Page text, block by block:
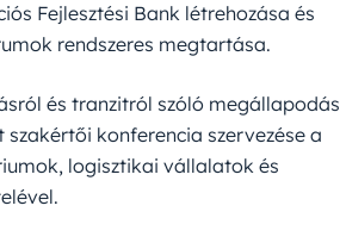
Fejlesztési Bank létrehozása és
rendszeres megtartása.
és tranzitról szóló megállapodás
konferencia szervezése a
logisztikai vállalatok és